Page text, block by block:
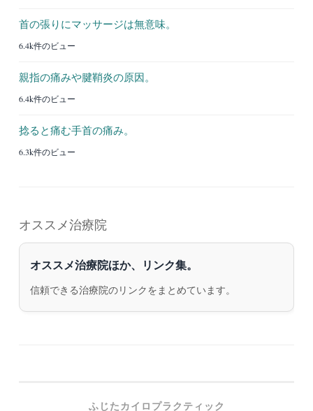
首の張りにマッサージは無意味。
6.4k件のビュー
親指の痛みや腱鞘炎の原因。
6.4k件のビュー
捻ると痛む手首の痛み。
6.3k件のビュー
オススメ治療院
オススメ治療院ほか、リンク集。
信頼できる治療院のリンクをまとめています。
ふじたカイロプラクティック